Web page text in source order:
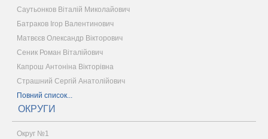
Саутьонков Віталій Миколайович
Батраков Ігор Валентинович
Матвєєв Олександр Вікторович
Сеник Роман Віталійович
Капрош Антоніна Вікторівна
Страшний Сергій Анатолійович
Повний список...
ОКРУГИ
Округ №1